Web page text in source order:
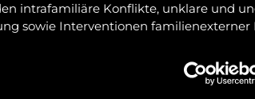
intrafamiliäre Konflikte, unklare und
sowie Interventionen familienexterner
mögliche Massnahmen und Lösungen
und Ausweitung solcher
Umgang bei Eintreten von